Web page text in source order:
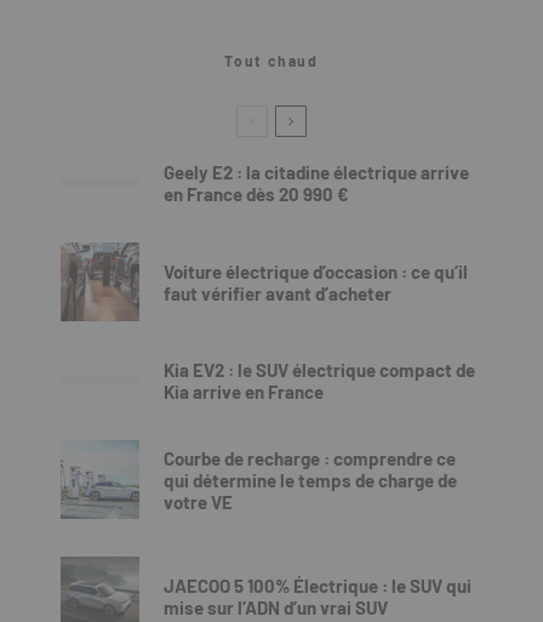
Tout chaud
Geely E2 : la citadine électrique arrive
en France dès 20 990 €
Voiture électrique d’occasion : ce qu’il
faut vérifier avant d’acheter
Kia EV2 : le SUV électrique compact de
Kia arrive en France
Courbe de recharge : comprendre ce
qui détermine le temps de charge de
votre VE
JAECOO 5 100% Électrique : le SUV qui
mise sur l’ADN d’un vrai SUV